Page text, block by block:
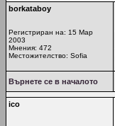
borkataboy
Регистриран на: 15 Мар
2003
Мнения: 472
Местожителство: Sofia
Върнете се в началото
ico